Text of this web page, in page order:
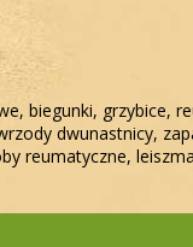
biegunki, grzybice,
dwunastnicy,
reumatyczne,